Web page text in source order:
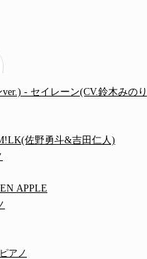
- セイレーン(CV.鈴木みの
コード・ペダル付き/『映画
佐野勇斗&吉田仁人)
APPLE
ピアノ